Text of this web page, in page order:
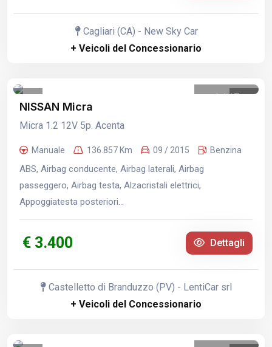
Cagliari (CA) - New Sky Car
+ Veicoli del Concessionario
1 /17
NISSAN Micra
Micra 1.2 12V 5p. Acenta
Manuale 136.857 Km 09 / 2015 Benzina
ABS, Airbag conducente, Airbag laterali, Airbag
passeggero, Airbag testa, Alzacristali elettrici,
Appoggiatesta posteriori...
€ 3.400 Dettagli
Castelletto di Branduzzo (PV) - LentiCar srl
+ Veicoli del Concessionario